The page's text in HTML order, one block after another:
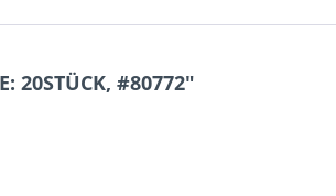
20STÜCK, #80772"